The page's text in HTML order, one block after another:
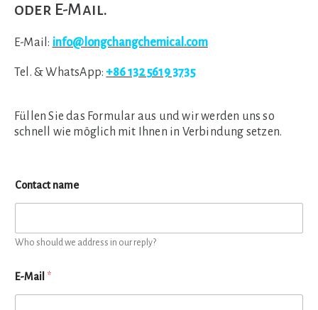
oder E-Mail.
E-Mail: info@longchangchemical.com
Tel. & WhatsApp:+86 132 5619 3735
Füllen Sie das Formular aus und wir werden uns so
schnell wie möglich mit Ihnen in Verbindung setzen.
Contact name
Who should we address in our reply?
E-Mail *